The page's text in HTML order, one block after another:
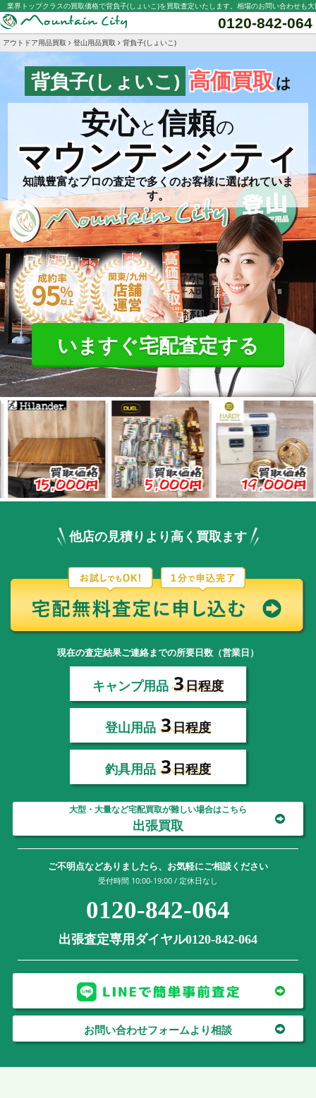
業界トップクラスの買取価格で背負子(しょいこ)を買取査定いたします。相場のお問い合わせも
0120-842-064
アウトドア用品買取 登山用品買取 背負子(しょいこ)
背負子(しょいこ) 高価買取は
安心と信頼の
マウンテンシティ
知識豊富なプロの査定で多くのお客様に選ばれていま
す。
いますぐ宅配査定する
買取価格
円
買取価格
5,000円
買取価格
19,000円
他店の見積りより高く買取ます
現在の査定結果ご連絡までの所要日数（営業日）
キャンプ用品 3日程度
登山用品 3日程度
釣具用品 3日程度
大型・大量など宅配買取が難しい場合はこちら
出張買取
ご不明点などありましたら、お気軽にご相談ください
受付時間 10:00-19:00 / 定休日なし
0120-842-064
出張査定専用ダイヤル0120-842-064
お問い合わせフォームより相談